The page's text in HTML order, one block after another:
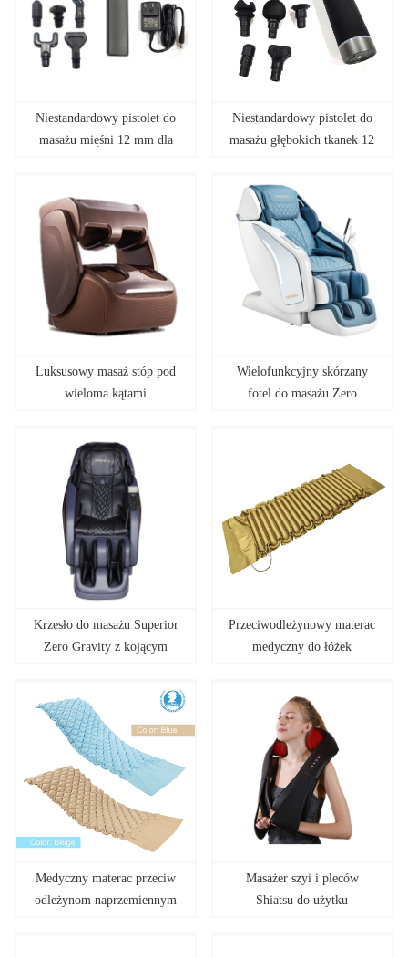
Niestandardowy pistolet do
masażu mięśni 12 mm dla
Niestandardowy pistolet do
masażu głębokich tkanek 12
Luksusowy masaż stóp pod
wieloma kątami
Wielofunkcyjny skórzany
fotel do masażu Zero
Krzesło do masażu Superior
Zero Gravity z kojącym
Przeciwodleżynowy materac
medyczny do łóżek
Medyczny materac przeciw
odleżynom naprzemiennym
Masażer szyi i pleców
Shiatsu do użytku